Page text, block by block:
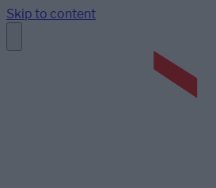
Skip to content